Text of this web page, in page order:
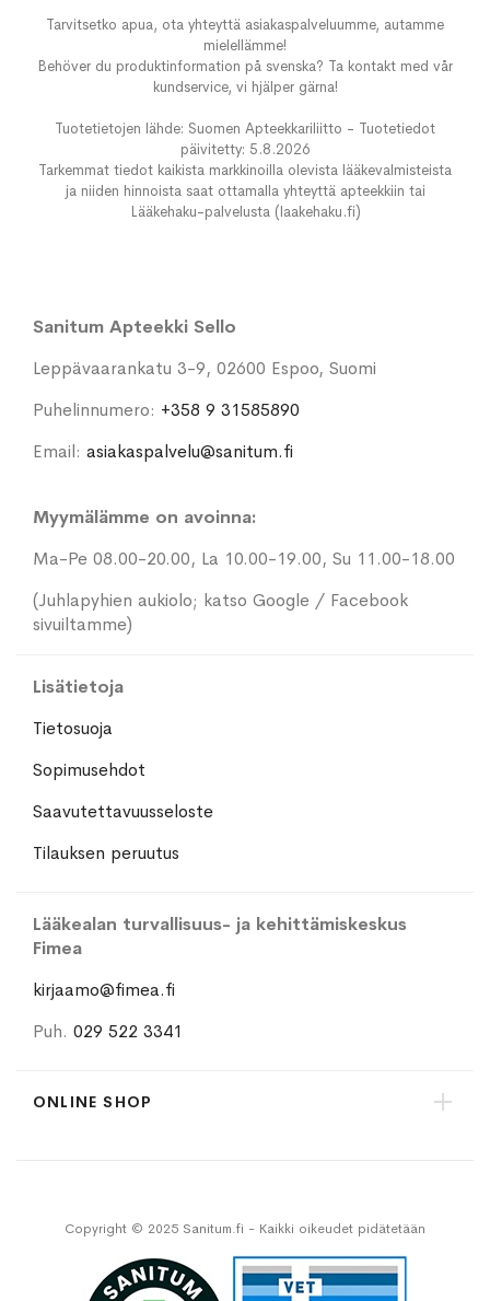
Tarvitsetko apua, ota yhteyttä asiakaspalveluumme, autamme
mielellämme!
Behöver du produktinformation på svenska? Ta kontakt med vår
kundservice, vi hjälper gärna!
Tuotetietojen lähde: Suomen Apteekkariliitto - Tuotetiedot
päivitetty: 5.8.2026
Tarkemmat tiedot kaikista markkinoilla olevista lääkevalmisteista
ja niiden hinnoista saat ottamalla yhteyttä apteekkiin tai
Lääkehaku-palvelusta (laakehaku.fi)
Sanitum Apteekki Sello
Leppävaarankatu 3-9, 02600 Espoo, Suomi
Puhelinnumero: +358 9 31585890
Email: asiakaspalvelu@sanitum.fi
Myymälämme on avoinna:
Ma-Pe 08.00-20.00, La 10.00-19.00, Su 11.00-18.00
(Juhlapyhien aukiolo; katso Google / Facebook
sivuiltamme)
Lisätietoja
Tietosuoja
Sopimusehdot
Saavutettavuusseloste
Tilauksen peruutus
Lääkealan turvallisuus- ja kehittämiskeskus
Fimea
kirjaamo@fimea.fi
Puh. 029 522 3341
ONLINE SHOP
Copyright © 2025 Sanitum.fi - Kaikki oikeudet pidätetään